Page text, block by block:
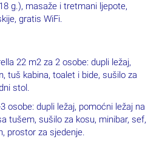
g.), masaže i tretmani ljepote,
gratis WiFi.
22 m2 za 2 osobe: dupli ležaj,
tuš kabina, toalet i bide, sušilo za
stol.
osobe: dupli ležaj, pomoćni ležaj na
tušem, sušilo za kosu, minibar, sef,
prostor za sjedenje.